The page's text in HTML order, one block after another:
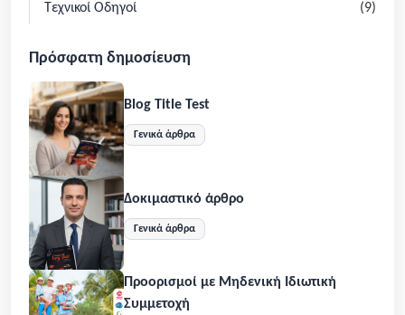
Τεχνικοί Οδηγοί (9)
Πρόσφατη δημοσίευση
Blog Title Test
Γενικά άρθρα
Δοκιμαστικό άρθρο
Γενικά άρθρα
Προορισμοί με Μηδενική Ιδιωτική
Συμμετοχή